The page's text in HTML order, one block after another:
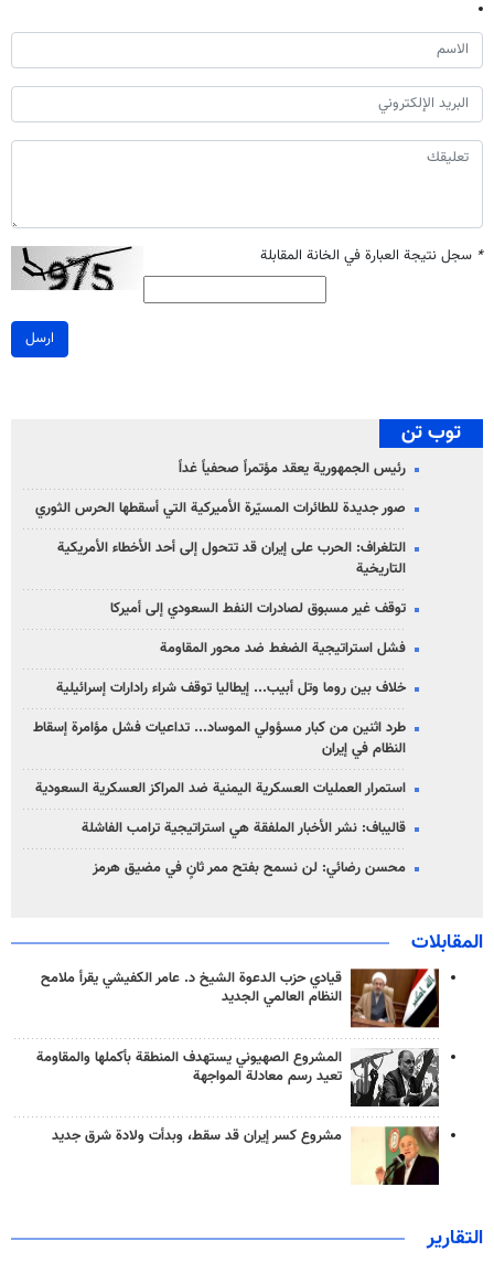
* سجل نتيجة العبارة في الخانة المقابلة
ارسل
توب تن
رئيس الجمهورية يعقد مؤتمراً صحفياً غداً
صور جديدة للطائرات المسيّرة الأميركية التي أسقطها الحرس الثوري
التلغراف: الحرب على إيران قد تتحول إلى أحد الأخطاء الأمريكية
التاريخية
توقف غير مسبوق لصادرات النفط السعودي إلى أميركا
فشل استراتيجية الضغط ضد محور المقاومة
خلاف بين روما وتل أبيب... إيطاليا توقف شراء رادارات إسرائيلية
طرد اثنين من كبار مسؤولي الموساد... تداعيات فشل مؤامرة إسقاط
النظام في إيران
استمرار العمليات العسكرية اليمنية ضد المراكز العسكرية السعودية
قاليباف: نشر الأخبار الملفقة هي استراتيجية ترامب الفاشلة
محسن رضائي: لن نسمح بفتح ممر ثانٍ في مضيق هرمز
المقابلات
قيادي حزب الدعوة الشيخ د. عامر الكفيشي يقرأ ملامح
النظام العالمي الجديد
المشروع الصهيوني يستهدف المنطقة بأكملها والمقاومة
تعيد رسم معادلة المواجهة
مشروع كسر إيران قد سقط، وبدأت ولادة شرق جديد
التقارير